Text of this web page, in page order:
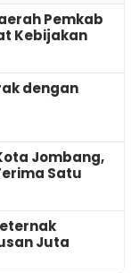
Pemkab
Kebijakan
dengan
Jombang,
Satu
Juta